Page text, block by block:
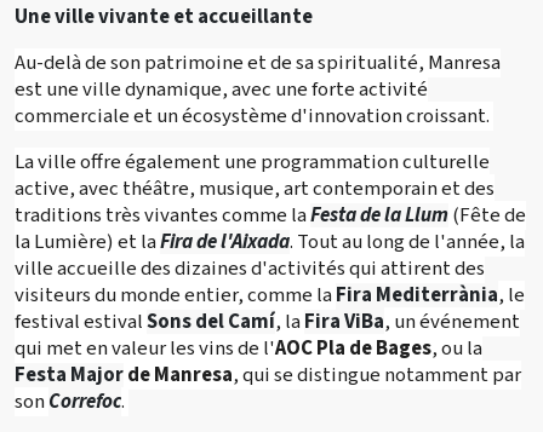
Une ville vivante et accueillante
Au-delà de son patrimoine et de sa spiritualité, Manresa
est une ville dynamique, avec une forte activité
commerciale et un écosystème d'innovation croissant.
La ville offre également une programmation culturelle
active, avec théâtre, musique, art contemporain et des
traditions très vivantes comme laFesta de la Llum(Fête de
la Lumière) et laFira de l'Aixada. Tout au long de l'année, la
ville accueille des dizaines d'activités qui attirent des
visiteurs du monde entier, comme laFira Mediterrània, le
festival estivalSons del Camí, laFira ViBa, un événement
qui met en valeur les vins de l'AOC Pla de Bages, ou la
Festa Majorde Manresa, qui se distingue notamment par
sonCorrefoc.